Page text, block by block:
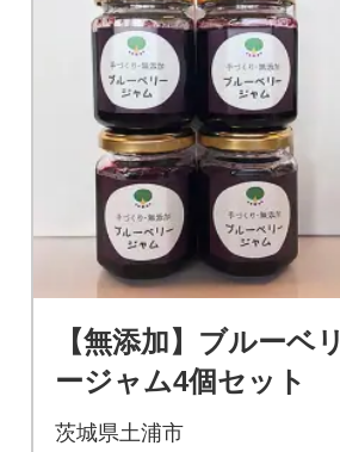
【無添加】ブルーベリ
ージャム4個セット
茨城県土浦市